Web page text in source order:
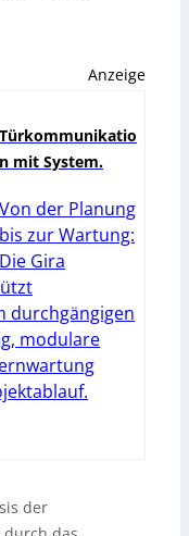
Anzeige
Türkommunikatio
n mit System.
Von der Planung
bis zur Wartung:
Die Gira
durchgängigen
modulare
der